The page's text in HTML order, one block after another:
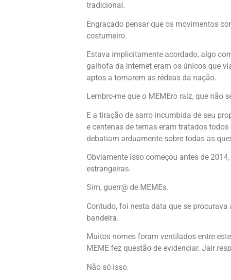
tradicional.
Engraçado pensar que os movimentos
costumeiro.
Estava implicitamente acordado, algo
galhofa da internet eram os únicos que
aptos a tomarem as rédeas da nação.
Lembro-me que o MEMEro raiz, que não
E a tiração de sarro incumbida de seu
e centenas de temas eram tratados
debatiam arduamente sobre todas as
Obviamente isso começou antes de
estrangeiras.
Sim, guerr@ de MEMEs.
Contudo, foi nesta data que se
bandeira.
Muitos nomes foram ventilados entre
MEME fez questão de evidenciar. Jair
Não só isso.